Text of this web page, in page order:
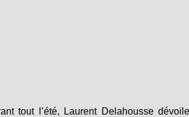
tout l’été, Laurent Delahousse